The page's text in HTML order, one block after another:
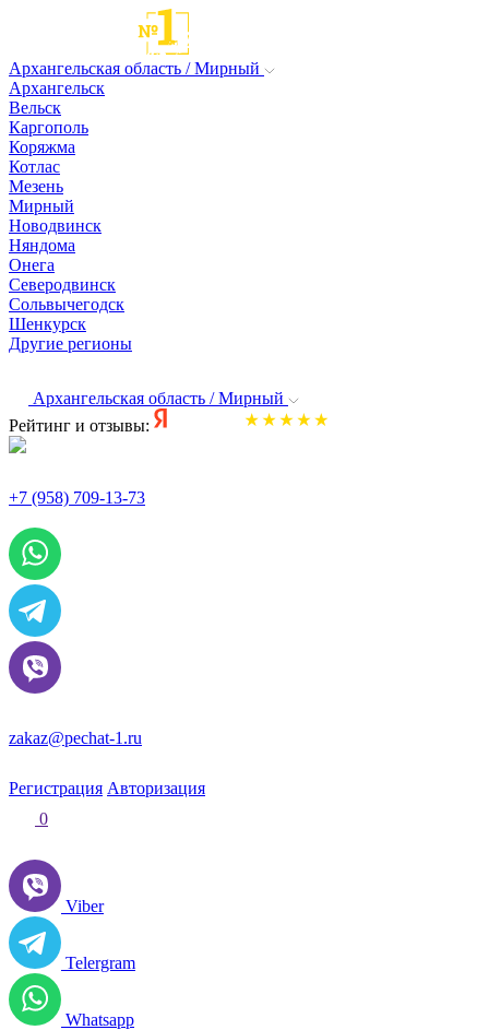
Архангельская область / Мирный
Архангельск
Вельск
Каргополь
Коряжма
Котлас
Мезень
Мирный
Новодвинск
Няндома
Онега
Северодвинск
Сольвычегодск
Шенкурск
Другие регионы
Архангельская область / Мирный
Рейтинг и отзывы:
+7 (958) 709-13-73
zakaz@pechat-1.ru
Регистрация Авторизация
0
Viber
Telergram
Whatsapp